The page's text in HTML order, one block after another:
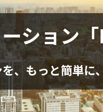
ション
、もっと簡単に